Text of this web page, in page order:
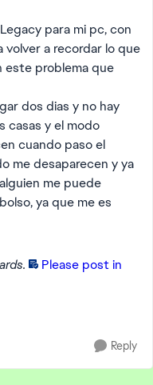
para mi pc, con
volver a recordar lo que
este problema que
dos dias y no hay
casas y el modo
cuando paso el
me desaparecen y ya
me puede
ya que me es
Please post in
Reply